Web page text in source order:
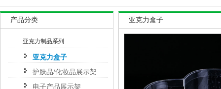
产品分类
亚克力制品系列
亚克力盒子
护肤品/化妆品展示架
电子产品展示架
亚克力盒子